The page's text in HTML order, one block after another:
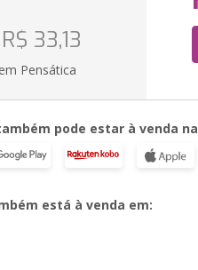
R$ 33,13
Pensática
pode estar à venda
está à venda em: